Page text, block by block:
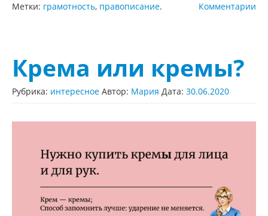
Комментарии
Метки: грамотность, правописание.
Крема или кремы?
Рубрика: интересное Автор: Мария Дата: 30.06.2020